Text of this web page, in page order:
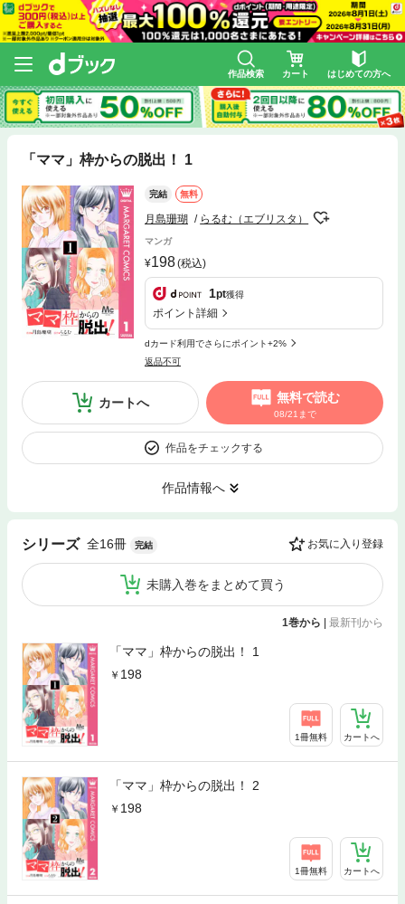
作品検索 カート はじめての方へ
「ママ」枠からの脱出！ 1
完結 無料
月島珊瑚 らるむ（エブリスタ）
マンガ
198(税込)
1pt獲得
ポイント詳細
dカード利用でさらにポイント+2%
返品不可
カートへ 無料で読む
08/21まで
作品をチェックする
作品情報へ
シリーズ 全16冊 完結 お気に入り登録
未購入巻をまとめて買う
1巻から 最新刊から
「ママ」枠からの脱出！ 1
198
1冊無料 カートへ
「ママ」枠からの脱出！ 2
198
1冊無料 カートへ